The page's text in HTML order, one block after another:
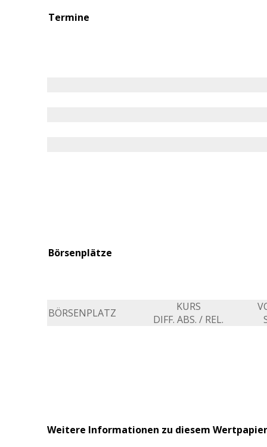
Termine
Börsenplätze
BÖRSENPLATZ
KURS
DIFF. ABS. / REL.
Weitere Informationen zu diesem Wertpapier